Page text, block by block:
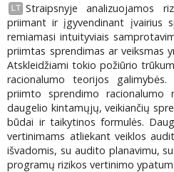
LT Straipsnyje analizuojamos
priimant ir įgyvendinant įvairius
remiamasi intuityviais
priimtas sprendimas ar veiksmas
Atskleidžiami tokio požiūrio
racionalumo teorijos
priimto sprendimo racionalumo
daugelio kintamųjų, veikiančių
būdai ir taikytinos formulės.
vertinimams atliekant veiklos
išvadomis, su audito planavimu,
programų rizikos vertinimo